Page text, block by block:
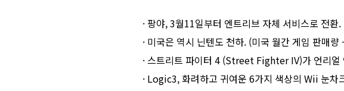
· 팡야, 3월11일부터 엔트리브 자체 서비스로 전환.
· 미국은 역시 닌텐도 천하. (미국 월간 게임 판매
· 스트리트 파이터 4 (Street Fighter IV)가 언리얼
· Logic3, 화려하고 귀여운 6가지 색상의 Wii 눈